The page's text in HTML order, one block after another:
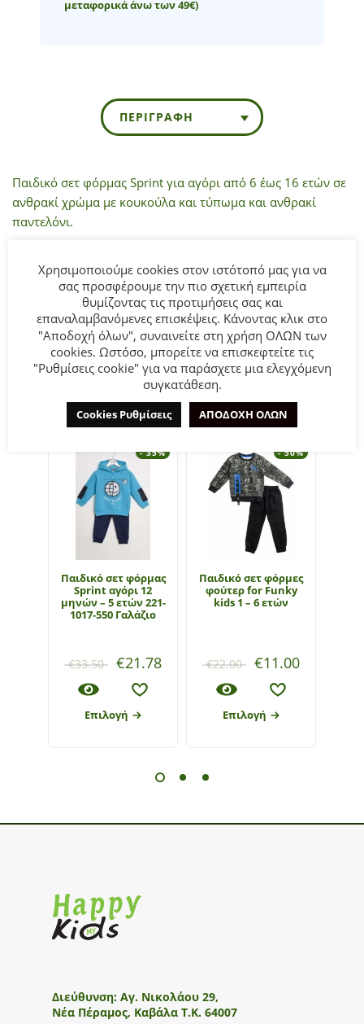
μεταφορικά άνω των 49€)
ΠΕΡΙΓΡΑΦΉ
Παιδικό σετ φόρμας Sprint για αγόρι από 6 έως 16 ετών σε
ανθρακί χρώμα με κουκούλα και τύπωμα και ανθρακί
παντελόνι.
70% Βαμβάκι 30% Πολυεστέρας.
ΣΥΜΒΟΥΛΕΣ
Πλένεται στο πλυντήριο στους 30°C.
ΣΧΕΤΙΚΆ ΠΡΟΪΌΝΤΑ
- 35%
Παιδικό σετ φόρμας
Sprint αγόρι 12
μηνών – 5 ετών 221-
1017-550 Γαλάζιο
€33.50 €21.78
Επιλογή
- 50%
Παιδικό σετ φόρμες
φούτερ for Funky
kids 1 – 6 ετών
€22.00 €11.00
Επιλογή
Διεύθυνση: Αγ. Νικολάου 29,
Νέα Πέραμος, Καβάλα Τ.Κ. 64007
Χρησιμοποιούμε cookies στον ιστότοπό μας για να
σας προσφέρουμε την πιο σχετική εμπειρία
θυμίζοντας τις προτιμήσεις σας και
επαναλαμβανόμενες επισκέψεις. Κάνοντας κλικ στο
"Αποδοχή όλων", συναινείτε στη χρήση ΟΛΩΝ των
cookies. Ωστόσο, μπορείτε να επισκεφτείτε τις
"Ρυθμίσεις cookie" για να παράσχετε μια ελεγχόμενη
συγκατάθεση.
Cookies Ρυθμίσεις ΑΠΟΔΟΧΗ ΟΛΩΝ